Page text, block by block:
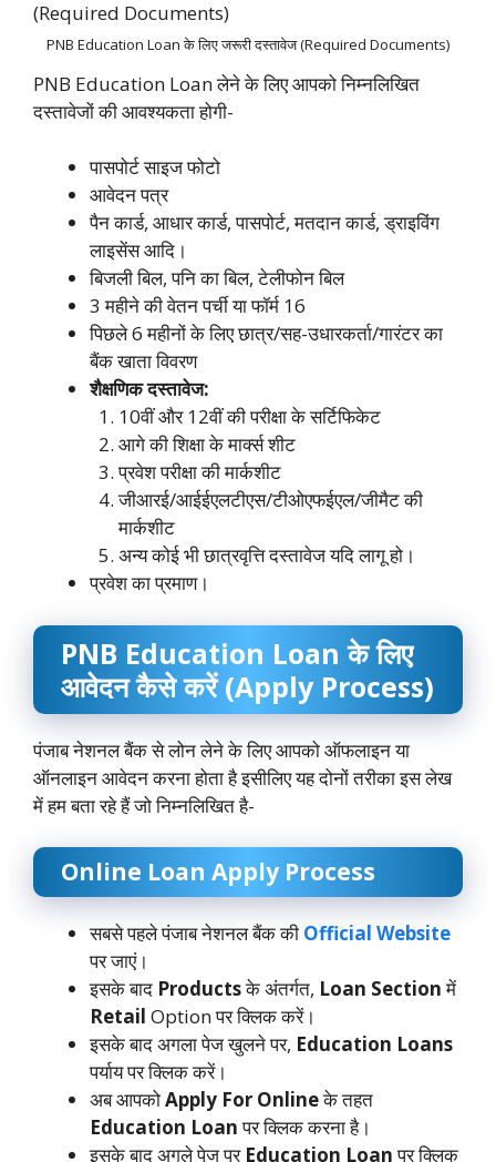
PNB Education Loan के लिए जरूरी दस्तावेज (Required Documents)
PNB Education Loan लेने के लिए आपको निम्नलिखित
दस्तावेजों की आवश्यकता होगी-
पासपोर्ट साइज फोटो
आवेदन पत्र
पैन कार्ड, आधार कार्ड, पासपोर्ट, मतदान कार्ड, ड्राइविंग
लाइसेंस आदि।
बिजली बिल, पनि का बिल, टेलीफोन बिल
3 महीने की वेतन पर्ची या फॉर्म 16
पिछले 6 महीनों के लिए छात्र/सह-उधारकर्ता/गारंटर का
बैंक खाता विवरण
शैक्षणिक दस्तावेज:
10वीं और 12वीं की परीक्षा के सर्टिफिकेट
आगे की शिक्षा के मार्क्स शीट
प्रवेश परीक्षा की मार्कशीट
जीआरई/आईईएलटीएस/टीओएफईएल/जीमैट की
मार्कशीट
अन्य कोई भी छात्रवृत्ति दस्तावेज यदि लागू हो।
प्रवेश का प्रमाण।
PNB Education Loan के लिए
आवेदन कैसे करें (Apply Process)
पंजाब नेशनल बैंक से लोन लेने के लिए आपको ऑफलाइन या
ऑनलाइन आवेदन करना होता है इसीलिए यह दोनों तरीका इस लेख
में हम बता रहे हैं जो निम्नलिखित है-
Online Loan Apply Process
सबसे पहले पंजाब नेशनल बैंक की Official Website
पर जाएं।
इसके बाद Productsके अंतर्गत, Loan Sectionमें
Retail Option पर क्लिक करें।
इसके बाद अगला पेज खुलने पर, Education Loans
पर्याय पर क्लिक करें।
अब आपकोApply For Onlineके तहत
Education Loanपर क्लिक करना है।
इसके बाद अगले पेज पर Education Loanपर क्लिक